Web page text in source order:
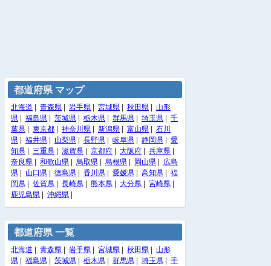
都道府県 マップ
北海道 青森県 岩手県 宮城県 秋田県
山形
県
福島県 茨城県 栃木県 群馬県 埼玉県
千
葉県
東京都 神奈川県 新潟県 富山県
石川
県
福井県 山梨県 長野県 岐阜県 静岡県
愛
知県
三重県 滋賀県 京都府 大阪府 兵庫県
奈良県
和歌山県 鳥取県 島根県 岡山県
広島
県
山口県 徳島県 香川県 愛媛県 高知県
福
岡県
佐賀県 長崎県 熊本県 大分県 宮崎県
鹿児島県
沖縄県
都道府県 一覧
北海道 | 青森県 | 岩手県 | 宮城県 | 秋田県 | 山形
県 | 福島県 | 茨城県 | 栃木県 | 群馬県 | 埼玉県 | 千